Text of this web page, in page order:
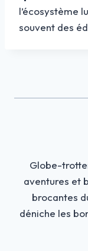
l’écosystème
souvent des
Globe-
aventures et
brocantes
déniche les